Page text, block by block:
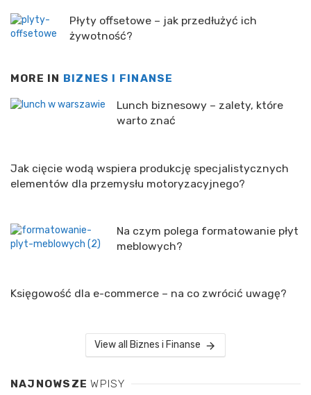
Płyty offsetowe – jak przedłużyć ich
żywotność?
MORE IN BIZNES I FINANSE
Lunch biznesowy – zalety, które
warto znać
Jak cięcie wodą wspiera produkcję specjalistycznych
elementów dla przemysłu motoryzacyjnego?
Na czym polega formatowanie płyt
meblowych?
Księgowość dla e-commerce – na co zwrócić uwagę?
View all Biznes i Finanse
NAJNOWSZEWPISY